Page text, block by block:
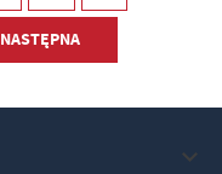
NASTĘPNA